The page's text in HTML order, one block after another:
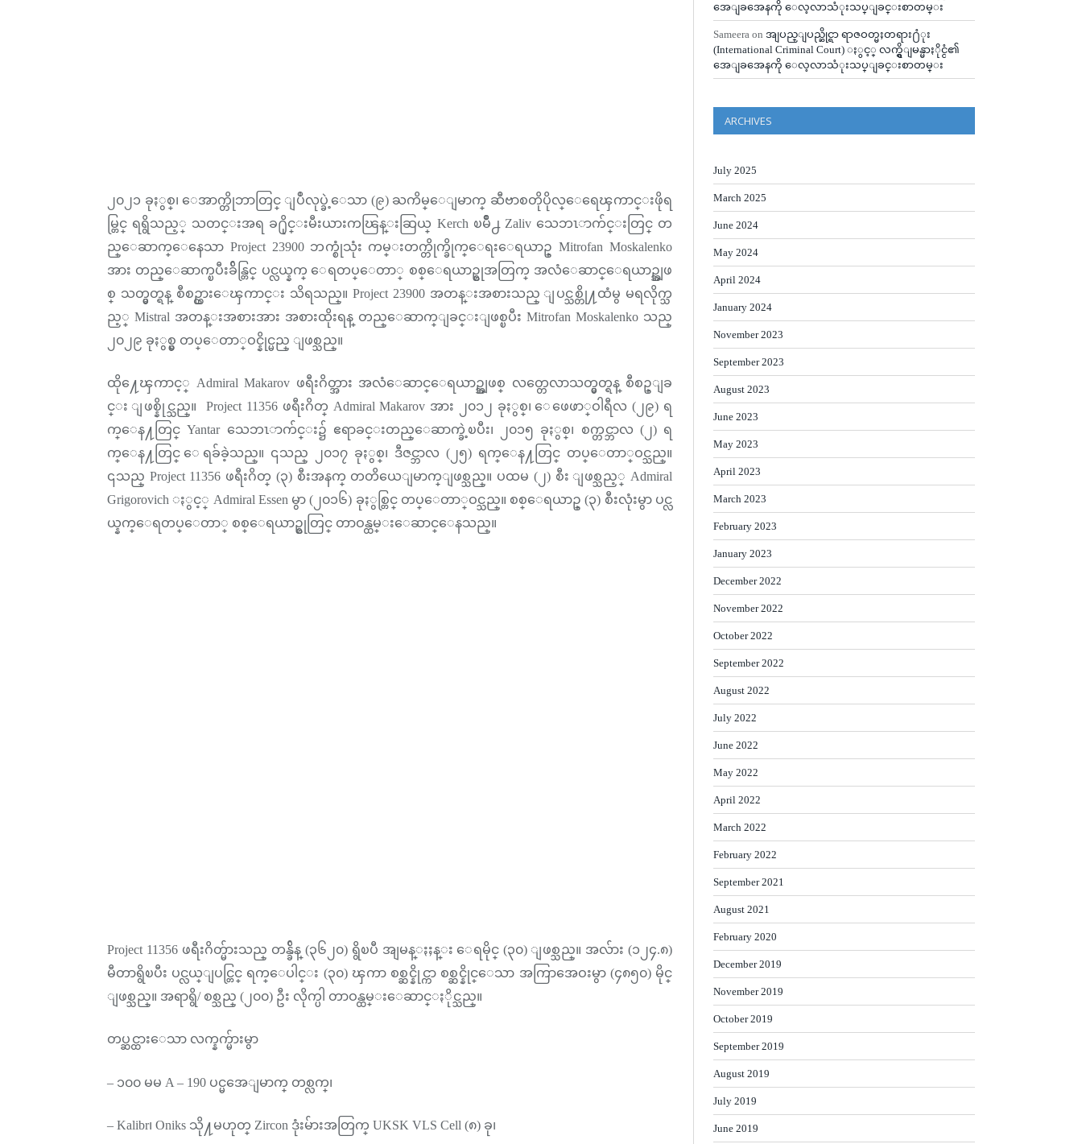
၂၀၂၁ ခုႏွစ္၊ ေအာက္တိုဘာတြင္ ျပဳလုပ္ခဲ့ေသာ (၉) ႀကိမ္ေျမာက္ ဆီဗာစတိုပိုလ္ေရေၾကာင္းဖိုရ
မ္တြင္ ရရွိသည့္ သတင္းအရ ခ႐ိုင္းမီးယားကၽြန္းဆြယ္ Kerch ၿမိဳ႕ Zaliv သေဘၤာက်င္းတြင္ တ
ည္ေဆာက္ေနေသာ Project 23900 ဘက္စုံသုံး ကမ္းတက္တိုက္ခိုက္ေရးေရယာဥ္ Mitrofan Moskalenko
အား တည္ေဆာက္ၿပီးခ်ိန္တြင္ ပင္လယ္နက္ ေရတပ္ေတာ္ စစ္ေရယာဥ္စုအတြက္ အလံေဆာင္ေရယာဥ္အျဖ
စ္ သတ္မွတ္ရန္ စီစဥ္ထားေၾကာင္း သိရသည္။ Project 23900 အတန္းအစားသည္ ျပင္သစ္တို႔ထံမွ မရလိုက္သ
ည့္ Mistral အတန္းအစားအား အစားထိုးရန္ တည္ေဆာက္ျခင္းျဖစ္ၿပီး Mitrofan Moskalenko သည္
၂၀၂၉ ခုႏွစ္မွ တပ္ေတာ္ဝင္နိုင္မည္ ျဖစ္သည္။
ထို႔ေၾကာင့္ Admiral Makarov ဖရီးဂိတ္အား အလံေဆာင္ေရယာဥ္အျဖစ္ လတ္တေလာသတ္မွတ္ရန္ စီစဥ္ျခ
င္း ျဖစ္နိုင္သည္။ Project 11356 ဖရီးဂိတ္ Admiral Makarov အား ၂၀၁၂ ခုႏွစ္၊ ေဖေဖာ္ဝါရီလ (၂၉) ရ
က္ေန႔တြင္ Yantar သေဘၤာက်င္း၌ ဧရာခင္းတည္ေဆာက္ခဲ့ၿပီး၊ ၂၀၁၅ ခုႏွစ္၊ စက္တင္ဘာလ (၂) ရ
က္ေန႔တြင္ ေရခ်ခဲ့သည္။ ၎သည္ ၂၀၁၇ ခုႏွစ္၊ ဒီဇင္ဘာလ (၂၅) ရက္ေန႔တြင္ တပ္ေတာ္ဝင္သည္။
၎သည္ Project 11356 ဖရီးဂိတ္ (၃) စီးအနက္ တတိယေျမာက္ျဖစ္သည္။ ပထမ (၂) စီး ျဖစ္သည့္ Admiral
Grigorovich ႏွင့္ Admiral Essen မွာ (၂၀၁၆) ခုႏွစ္တြင္ တပ္ေတာ္ဝင္သည္။ စစ္ေရယာဥ္ (၃) စီးလုံးမွာ ပင္လ
ယ္နက္ေရတပ္ေတာ္ စစ္ေရယာဥ္စုတြင္ တာဝန္ထမ္းေဆာင္ေနသည္။
Project 11356 ဖရီးဂိတ္မ်ားသည္ တန္ခ်ိန္ (၃၆၂၀) ရွိၿပီ အျမန္ႏႈန္း ေရမိုင္ (၃၀) ျဖစ္သည္။ အလ်ား (၁၂၄.၈)
မီတာရွိၿပီး ပင္လယ္ျပင္တြင္ ရက္ေပါင္း (၃၀) ၾကာ စစ္ဆင္နိုင္ကာ စစ္ဆင္နိုင္ေသာ အကြာအေဝးမွာ (၄၈၅၀) မိုင္
ျဖစ္သည္။ အရာရွိ/ စစ္သည္ (၂၀၀) ဦး လိုက္ပါ တာဝန္ထမ္းေဆာင္ႏိုင္သည္။
တပ္ဆင္ထားေသာ လက္နက္မ်ားမွာ
– ၁၀၀ မမ A – 190 ပင္မအေျမာက္ တစ္လက္၊
– Kalibr၊ Oniks သို႔မဟုတ္ Zircon ဒုံးမ်ားအတြက္ UKSK VLS Cell (၈) ခု၊
အေျခအေနကို ေလ့လာသံုးသပ္ျခင္းစာတမ္း
Sameera on အျပည္ျပည္ဆိုင္ရာ ရာဇဝတ္မႈတရား႐ံုး
(International Criminal Court) ႏွင့္ လက္ရွိျမန္မာႏိုင္ငံ၏
အေျခအေနကို ေလ့လာသံုးသပ္ျခင္းစာတမ္း
ARCHIVES
July 2025
March 2025
June 2024
May 2024
April 2024
January 2024
November 2023
September 2023
August 2023
June 2023
May 2023
April 2023
March 2023
February 2023
January 2023
December 2022
November 2022
October 2022
September 2022
August 2022
July 2022
June 2022
May 2022
April 2022
March 2022
February 2022
September 2021
August 2021
February 2020
December 2019
November 2019
October 2019
September 2019
August 2019
July 2019
June 2019